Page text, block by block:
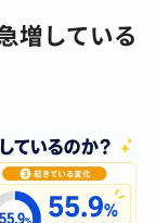
増している